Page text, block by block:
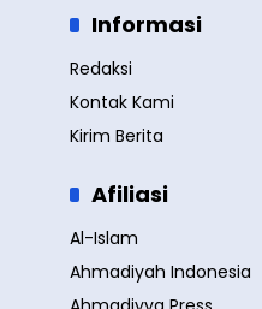
Informasi
Redaksi
Kontak Kami
Kirim Berita
Afiliasi
Al-Islam
Ahmadiyah Indonesia